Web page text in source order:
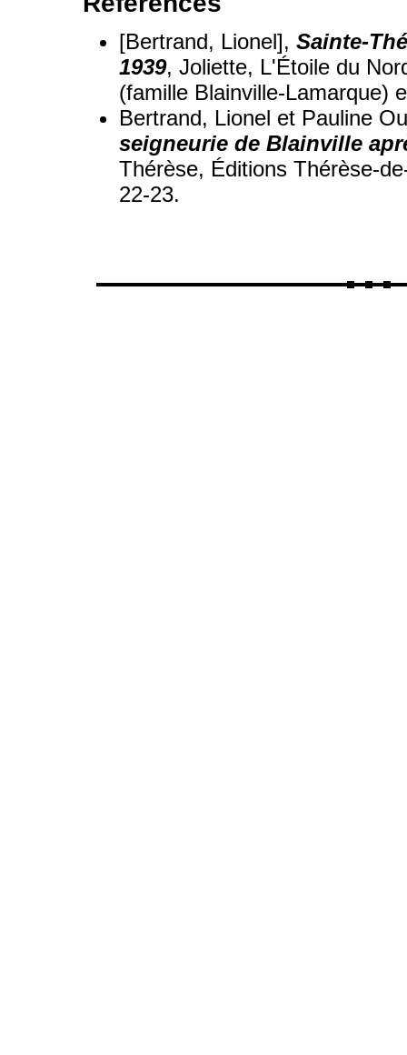
[Bertrand, Lionel], Sainte-
1939, Joliette, L'Étoile du
(famille Blainville-Lamarque)
Bertrand, Lionel et Pauline
seigneurie de Blainville
Thérèse, Éditions Thérèse-
22-23.